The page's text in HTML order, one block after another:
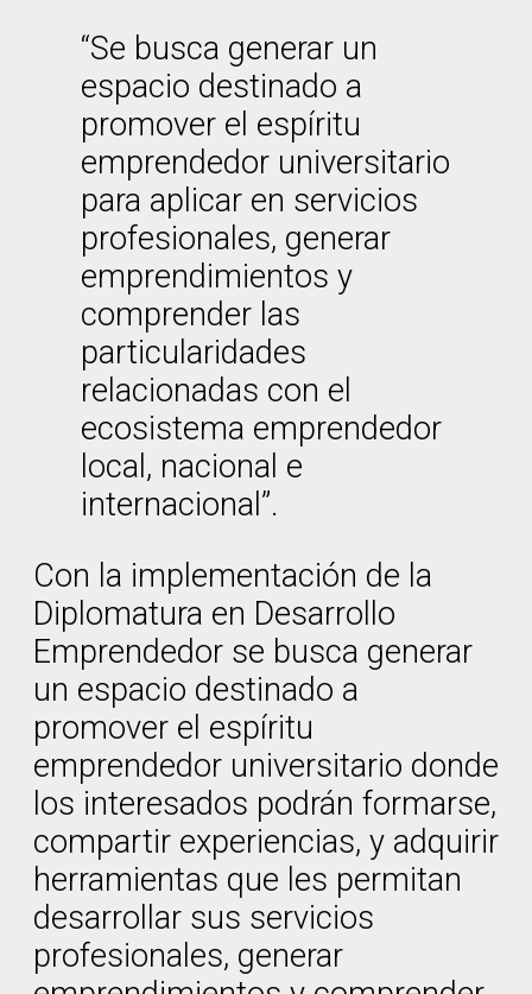
“Se busca generar un
espacio destinado a
promover el espíritu
emprendedor universitario
para aplicar en servicios
profesionales, generar
emprendimientos y
comprender las
particularidades
relacionadas con el
ecosistema emprendedor
local, nacional e
internacional”.
Con la implementación de la
Diplomatura en Desarrollo
Emprendedor se busca generar
un espacio destinado a
promover el espíritu
emprendedor universitario donde
los interesados podrán formarse,
compartir experiencias, y adquirir
herramientas que les permitan
desarrollar sus servicios
profesionales, generar